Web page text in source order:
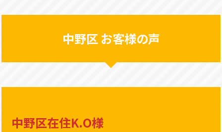
中野区 お客様の声
中野区在住K.O様